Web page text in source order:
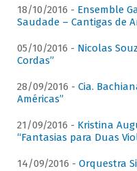
18/10/2016 - Ensemble
Saudade – Cantigas de
05/10/2016 - Nicolas
Cordas”
28/09/2016 - Cia.
Américas”
21/09/2016 - Kristina
“Fantasias para Duas
14/09/2016 - Orquestra